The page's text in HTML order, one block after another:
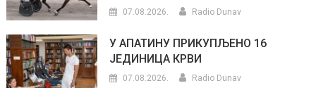
07.08.2026. Radio Dunav
У АПАТИНУ ПРИКУПЉЕНО 16
ЈЕДИНИЦА КРВИ
07.08.2026. Radio Dunav